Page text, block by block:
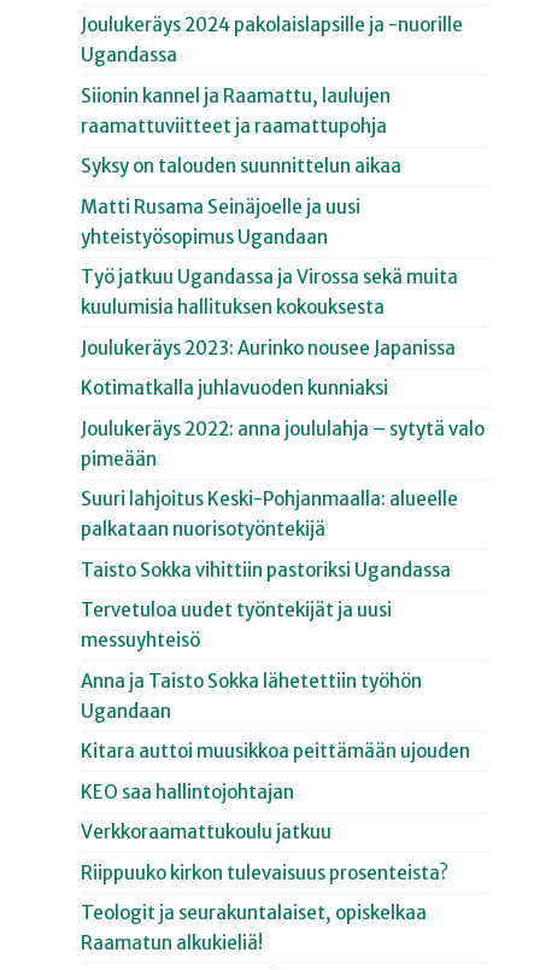
Joulukeräys 2024 pakolaislapsille ja -nuorille
Ugandassa
Siionin kannel ja Raamattu, laulujen
raamattuviitteet ja raamattupohja
Syksy on talouden suunnittelun aikaa
Matti Rusama Seinäjoelle ja uusi
yhteistyösopimus Ugandaan
Työ jatkuu Ugandassa ja Virossa sekä muita
kuulumisia hallituksen kokouksesta
Joulukeräys 2023: Aurinko nousee Japanissa
Kotimatkalla juhlavuoden kunniaksi
Joulukeräys 2022: anna joululahja – sytytä valo
pimeään
Suuri lahjoitus Keski-Pohjanmaalla: alueelle
palkataan nuorisotyöntekijä
Taisto Sokka vihittiin pastoriksi Ugandassa
Tervetuloa uudet työntekijät ja uusi
messuyhteisö
Anna ja Taisto Sokka lähetettiin työhön
Ugandaan
Kitara auttoi muusikkoa peittämään ujouden
KEO saa hallintojohtajan
Verkkoraamattukoulu jatkuu
Riippuuko kirkon tulevaisuus prosenteista?
Teologit ja seurakuntalaiset, opiskelkaa
Raamatun alkukieliä!